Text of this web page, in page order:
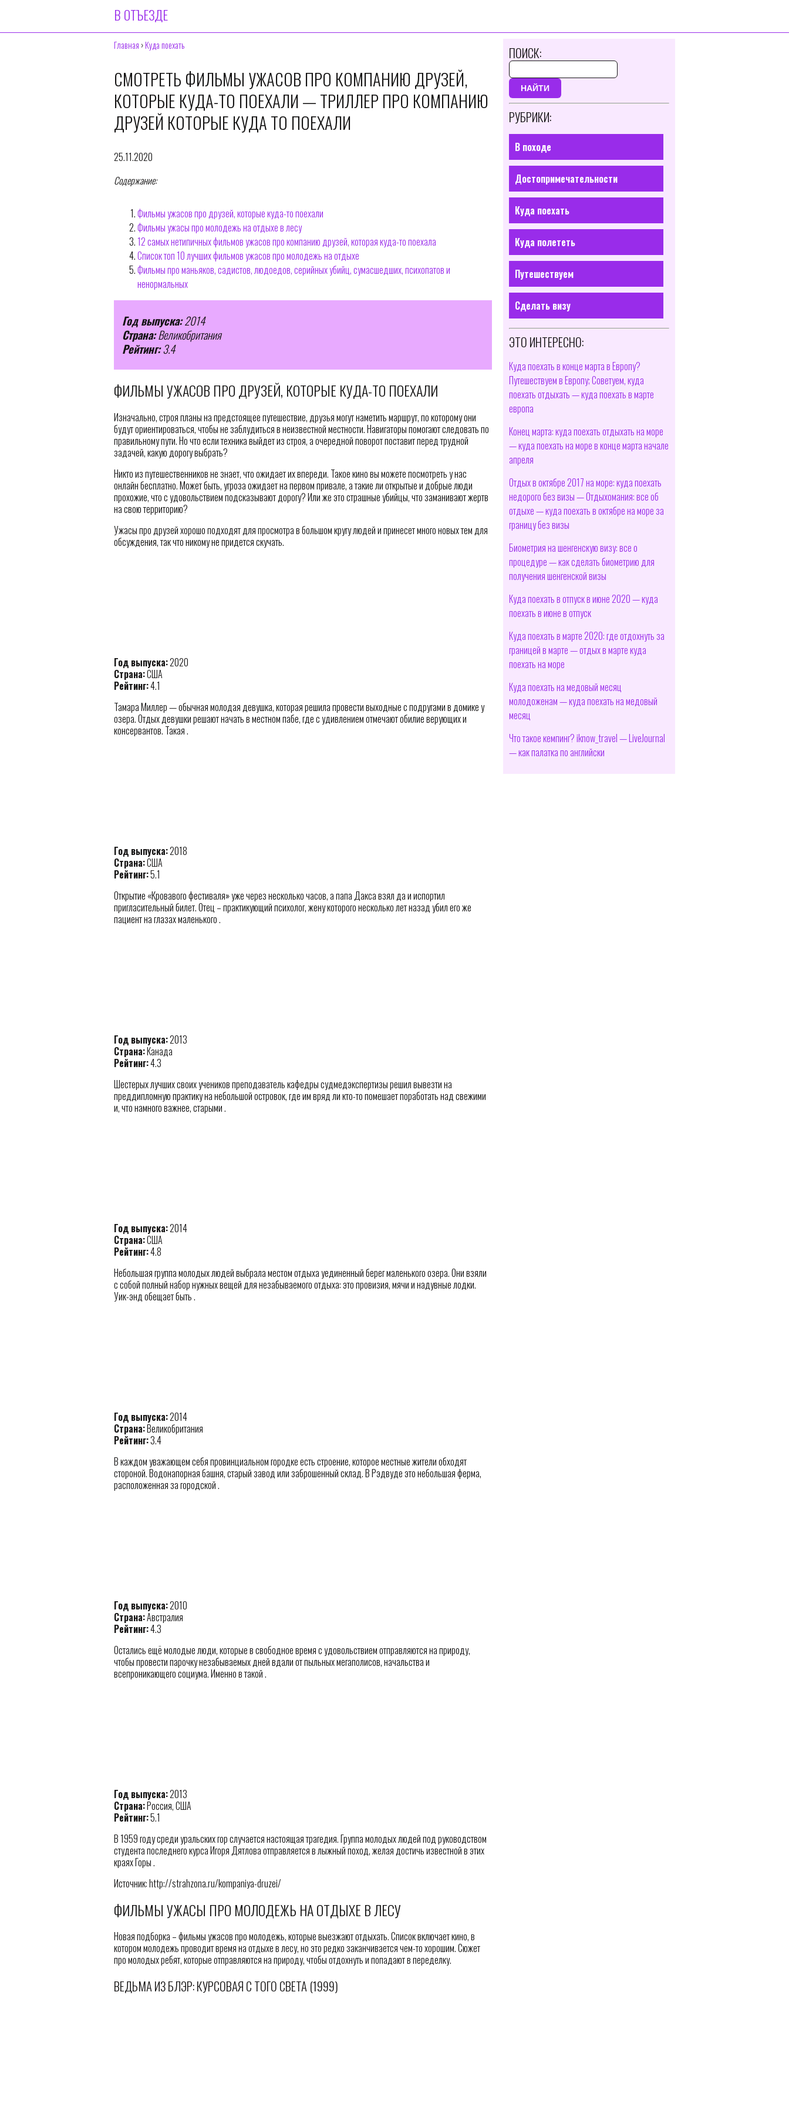
В ОТЪЕЗДЕ
Главная ›Куда поехать
СМОТРЕТЬ ФИЛЬМЫ УЖАСОВ ПРО КОМПАНИЮ ДРУЗЕЙ,
КОТОРЫЕ КУДА-ТО ПОЕХАЛИ — ТРИЛЛЕР ПРО КОМПАНИЮ
ДРУЗЕЙ КОТОРЫЕ КУДА ТО ПОЕХАЛИ
25.11.2020
Содержание:
Фильмы ужасов про друзей, которые куда-то поехали
Фильмы ужасы про молодежь на отдыхе в лесу
12 самых нетипичных фильмов ужасов про компанию друзей, которая куда-то поехала
Список топ 10 лучших фильмов ужасов про молодежь на отдыхе
Фильмы про маньяков, садистов, людоедов, серийных убийц, сумасшедших, психопатов и
ненормальных
Год выпуска:2014
Страна:Великобритания
Рейтинг:3.4
ФИЛЬМЫ УЖАСОВ ПРО ДРУЗЕЙ, КОТОРЫЕ КУДА-ТО ПОЕХАЛИ
Изначально, строя планы на предстоящее путешествие, друзья могут наметить маршрут, по которому они
будут ориентироваться, чтобы не заблудиться в неизвестной местности. Навигаторы помогают следовать по
правильному пути. Но что если техника выйдет из строя, а очередной поворот поставит перед трудной
задачей, какую дорогу выбрать?
Никто из путешественников не знает, что ожидает их впереди. Такое кино вы можете посмотреть у нас
онлайн бесплатно. Может быть, угроза ожидает на первом привале, а такие ли открытые и добрые люди
прохожие, что с удовольствием подсказывают дорогу? Или же это страшные убийцы, что заманивают жертв
на свою территорию?
Ужасы про друзей хорошо подходят для просмотра в большом кругу людей и принесет много новых тем для
обсуждения, так что никому не придется скучать.
Год выпуска:2020
Страна:США
Рейтинг:4.1
Тамара Миллер — обычная молодая девушка, которая решила провести выходные с подругами в домике у
озера. Отдых девушки решают начать в местном пабе, где с удивлением отмечают обилие верующих и
консервантов. Такая .
Год выпуска:2018
Страна:США
Рейтинг:5.1
Открытие «Кровавого фестиваля» уже через несколько часов, а папа Дакса взял да и испортил
пригласительный билет. Отец – практикующий психолог, жену которого несколько лет назад убил его же
пациент на глазах маленького .
Год выпуска:2013
Страна:Канада
Рейтинг:4.3
Шестерых лучших своих учеников преподаватель кафедры судмедэкспертизы решил вывезти на
преддипломную практику на небольшой островок, где им вряд ли кто-то помешает поработать над свежими
и, что намного важнее, старыми .
Год выпуска:2014
Страна:США
Рейтинг:4.8
Небольшая группа молодых людей выбрала местом отдыха уединенный берег маленького озера. Они взяли
с собой полный набор нужных вещей для незабываемого отдыха: это провизия, мячи и надувные лодки.
Уик-энд обещает быть .
Год выпуска:2014
Страна:Великобритания
Рейтинг:3.4
В каждом уважающем себя провинциальном городке есть строение, которое местные жители обходят
стороной. Водонапорная башня, старый завод или заброшенный склад. В Рэдвуде это небольшая ферма,
расположенная за городской .
Год выпуска:2010
Страна:Австралия
Рейтинг:4.3
Остались ещё молодые люди, которые в свободное время с удовольствием отправляются на природу,
чтобы провести парочку незабываемых дней вдали от пыльных мегаполисов, начальства и
всепроникающего социума. Именно в такой .
Год выпуска:2013
Страна:Россия, США
Рейтинг:5.1
В 1959 году среди уральских гор случается настоящая трагедия. Группа молодых людей под руководством
студента последнего курса Игоря Дятлова отправляется в лыжный поход, желая достичь известной в этих
краях Горы .
Источник: http://strahzona.ru/kompaniya-druzei/
ФИЛЬМЫ УЖАСЫ ПРО МОЛОДЕЖЬ НА ОТДЫХЕ В ЛЕСУ
Новая подборка – фильмы ужасов про молодежь, которые выезжают отдыхать. Список включает кино, в
котором молодежь проводит время на отдыхе в лесу, но это редко заканчивается чем-то хорошим. Сюжет
про молодых ребят, которые отправляются на природу, чтобы отдохнуть и попадают в переделку.
ВЕДЬМА ИЗ БЛЭР: КУРСОВАЯ С ТОГО СВЕТА (1999)
ПОИСК:
НАЙТИ
РУБРИКИ:
В походе
Достопримечательности
Куда поехать
Куда полететь
Путешествуем
Сделать визу
ЭТО ИНТЕРЕСНО:
Куда поехать в конце марта в Европу?
Путешествуем в Европу; Советуем, куда
поехать отдыхать — куда поехать в марте
европа
Конец марта: куда поехать отдыхать на море
— куда поехать на море в конце марта начале
апреля
Отдых в октябре 2017 на море: куда поехать
недорого без визы — Отдыхомания: все об
отдыхе — куда поехать в октябре на море за
границу без визы
Биометрия на шенгенскую визу: все о
процедуре — как сделать биометрию для
получения шенгенской визы
Куда поехать в отпуск в июне 2020 — куда
поехать в июне в отпуск
Куда поехать в марте 2020: где отдохнуть за
границей в марте — отдых в марте куда
поехать на море
Куда поехать на медовый месяц
молодоженам — куда поехать на медовый
месяц
Что такое кемпинг? iknow_travel — LiveJournal
— как палатка по английски